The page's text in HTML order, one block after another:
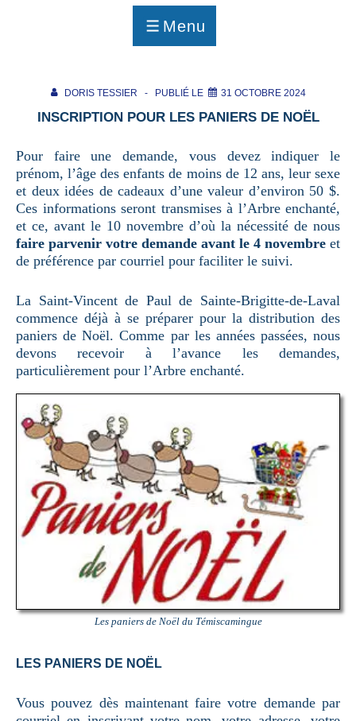
Menu
MENU
DORIS TESSIER PUBLIÉ LE 31 OCTOBRE 2024
INSCRIPTION POUR LES PANIERS DE NOËL
Pour faire une demande, vous devez indiquer le
prénom, l’âge des enfants de moins de 12 ans, leur sexe
et deux idées de cadeaux d’une valeur d’environ 50 $.
Ces informations seront transmises à l’Arbre enchanté,
et ce, avant le 10 novembre d’où la nécessité de nous
faire parvenir votre demande avant le 4 novembre et
de préférence par courriel pour faciliter le suivi.
La Saint-Vincent de Paul de Sainte-Brigitte-de-Laval
commence déjà à se préparer pour la distribution des
paniers de Noël. Comme par les années passées, nous
devons recevoir à l’avance les demandes,
particulièrement pour l’Arbre enchanté.
Les paniers de Noël du Témiscamingue
LES PANIERS DE NOËL
Vous pouvez dès maintenant faire votre demande par